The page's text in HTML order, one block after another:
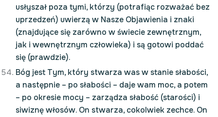
usłyszał poza tymi, którzy (potrafiąc rozważać bez
uprzedzeń) uwierzą w Nasze Objawienia i znaki
(znajdujące się zarówno w świecie zewnętrznym,
jak i wewnętrznym człowieka) i są gotowi poddać
się (prawdzie).
Bóg jest Tym, który stwarza was w stanie słabości,
a następnie – po słabości – daje wam moc, a potem
– po okresie mocy – zarządza słabość (starości) i
siwiznę włosów. On stwarza, cokolwiek zechce. On